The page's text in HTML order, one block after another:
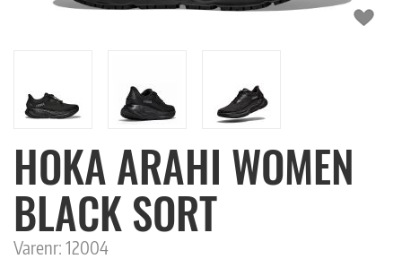
HOKA ARAHI WOMEN
BLACK SORT
Varenr: 12004